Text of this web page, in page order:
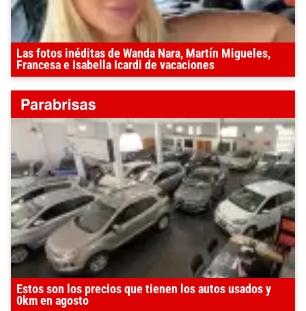
Las fotos inéditas de Wanda Nara, Martín Migueles,
Francesa e Isabella Icardi de vacaciones
Estos son los precios que tienen los autos usados y
0km en agosto